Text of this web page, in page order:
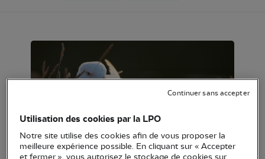
Goéland argenté © Olivier Retail
Utilisation des cookies par la LPO
Notre site utilise des cookies afin de vous proposer la
meilleure expérience possible. En cliquant sur « Accepter
Continuer sans accepter